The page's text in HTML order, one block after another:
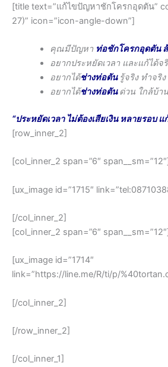
[title text=”แก้ไขปัญหาชักโครกอุดตัน”
27)” icon=”icon-angle-down”]
คุณมีปัญหา ท่อชักโครกอุดตัน
อยากประหยัดเวลา และแก้ได้จ
อยากได้ช่างท่อตัน รู้จริง ทำจริ
อยากได้ช่างท่อตัน ด่วน ใกล้บ้า
“ประหยัดเวลา ไม่ต้องเสียเงิน หลายรอบ
[row_inner_2]
[col_inner_2 span=”6″ span__sm=”12″]
[ux_image id=”1715″
[/col_inner_2]
[col_inner_2 span=”6″
[ux_image id=”1714″
link=”https://line.me/R/ti/p/
[/col_inner_2]
[/row_inner_2]
[/col_inner_1]